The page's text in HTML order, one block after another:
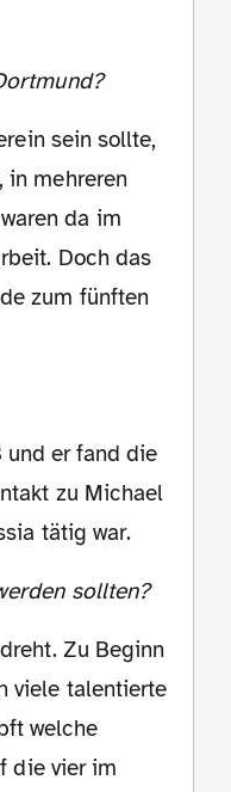
sein sollte,
in mehreren
da im
Doch das
zum fünften
er fand die
zu Michael
tätig war.
sollten?
Zu Beginn
viele talentierte
welche
die vier im